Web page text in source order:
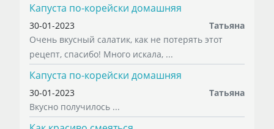
Капуста по-корейски домашняя
30-01-2023
Татьяна
Очень вкусный салатик, как не потерять этот
рецепт, спасибо! Много искала, ...
Капуста по-корейски домашняя
30-01-2023
Татьяна
Вкусно получилось ...